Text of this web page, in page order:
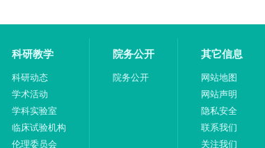
科研教学
科研动态
学术活动
学科实验室
临床试验机构
伦理委员会
院务公开
院务公开
其它信息
网站地图
网站声明
隐私安全
联系我们
关注我们